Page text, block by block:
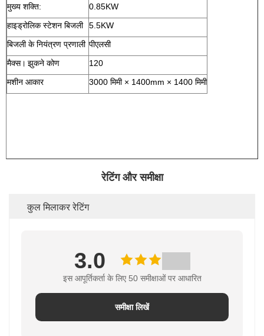
मुख्य शक्ति:
0.85KW
हाइड्रोलिक स्टेशन बिजली
5.5KW
बिजली के नियंत्रण प्रणाली पीएलसी
मैक्स। झुकने कोण
120
मशीन आकार
3000 मिमी × 1400mm × 1400 मिमी
रेटिंग और समीक्षा
कुल मिलाकर रेटिंग
3.0
इस आपूर्तिकर्ता के लिए 50 समीक्षाओं पर आधारित
समीक्षा लिखें